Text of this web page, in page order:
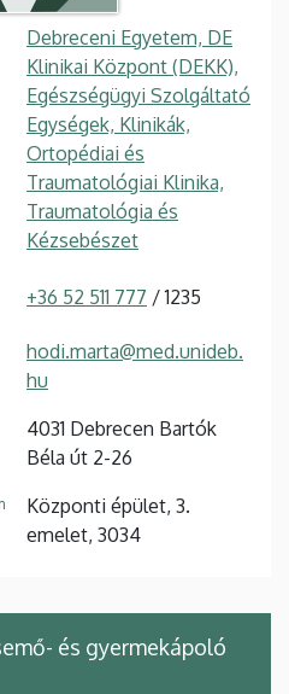
Debreceni Egyetem, DE
Klinikai Központ (DEKK),
Egészségügyi Szolgáltató
Egységek, Klinikák,
Ortopédiai és
Traumatológiai Klinika,
Traumatológia és
Kézsebészet
+36 52 511 777 / 1235
hodi.marta@med.unideb.
hu
4031 Debrecen Bartók
Béla út 2-26
Központi épület, 3.
emelet, 3034
és gyermekápoló